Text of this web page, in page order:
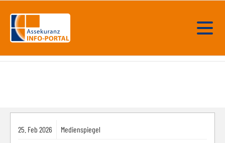
25. Feb 2026 Medienspiegel